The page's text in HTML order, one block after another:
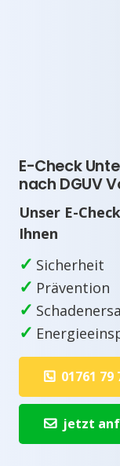
E-Check
nach DGUV
Unser E-
Ihnen
✓ Sicherheit
✓ Prävention
✓
✓
01761 79
jetzt